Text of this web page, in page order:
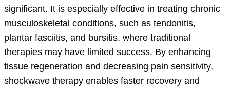
significant. It is especially effective in treating chronic
musculoskeletal conditions, such as tendonitis,
plantar fasciitis, and bursitis, where traditional
therapies may have limited success. By enhancing
tissue regeneration and decreasing pain sensitivity,
shockwave therapy enables faster recovery and